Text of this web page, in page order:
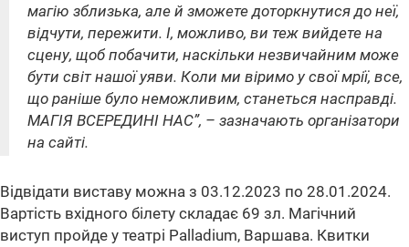
магію зблизька, але й зможете доторкнутися до неї,
відчути, пережити. І, можливо, ви теж вийдете на
сцену, щоб побачити, наскільки незвичайним може
бути світ нашої уяви. Коли ми віримо у свої мрії, все,
що раніше було неможливим, станеться насправді.
МАГІЯ ВСЕРЕДИНІ НАС”, – зазначають організатори
на сайті.
Відвідати виставу можна з 03.12.2023 по 28.01.2024.
Вартість вхідного білету складає 69 зл. Магічний
виступ пройде у театрі Palladium, Варшава. Квитки